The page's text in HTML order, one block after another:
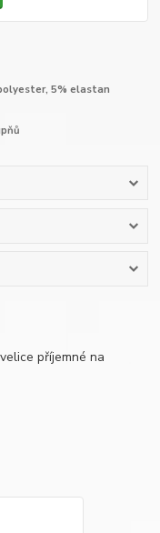
5% elastan
příjemné na